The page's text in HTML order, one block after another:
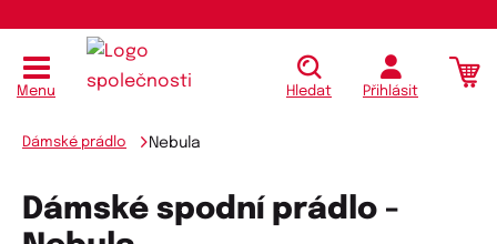
Menu Hledat Přihlásit
Dámské prádlo Nebula
Dámské spodní prádlo -